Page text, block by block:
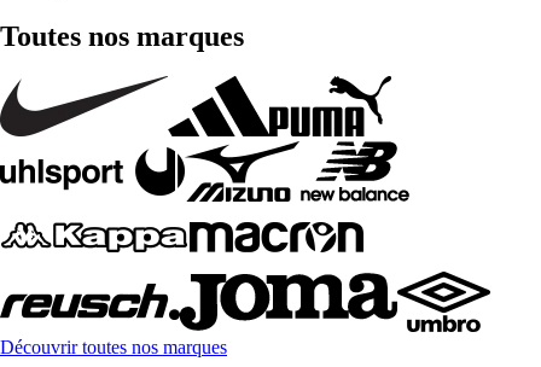
Toutes nos marques
Découvrir toutes nos marques